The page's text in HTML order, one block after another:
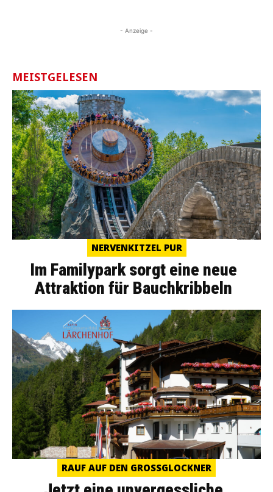
- Anzeige -
MEISTGELESEN
NERVENKITZEL PUR
Im Familypark sorgt eine neue
Attraktion für Bauchkribbeln
RAUF AUF DEN GROSSGLOCKNER